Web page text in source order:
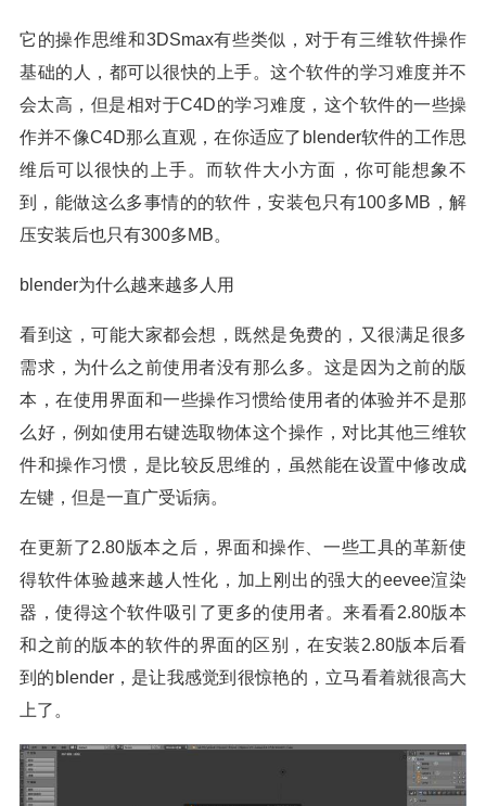
它的操作思维和3DSmax有些类似，对于有三维软件操作
基础的人，都可以很快的上手。这个软件的学习难度并不
会太高，但是相对于C4D的学习难度，这个软件的一些操
作并不像C4D那么直观，在你适应了blender软件的工作思
维后可以很快的上手。而软件大小方面，你可能想象不
到，能做这么多事情的的软件，安装包只有100多MB，解
压安装后也只有300多MB。
blender为什么越来越多人用
看到这，可能大家都会想，既然是免费的，又很满足很多
需求，为什么之前使用者没有那么多。这是因为之前的版
本，在使用界面和一些操作习惯给使用者的体验并不是那
么好，例如使用右键选取物体这个操作，对比其他三维软
件和操作习惯，是比较反思维的，虽然能在设置中修改成
左键，但是一直广受诟病。
在更新了2.80版本之后，界面和操作、一些工具的革新使
得软件体验越来越人性化，加上刚出的强大的eevee渲染
器，使得这个软件吸引了更多的使用者。来看看2.80版本
和之前的版本的软件的界面的区别，在安装2.80版本后看
到的blender，是让我感觉到很惊艳的，立马看着就很高大
上了。